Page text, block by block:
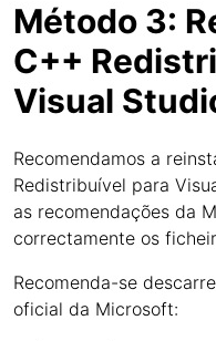
Método 3:
C++
Visual
Recomendamos a
Redistribuível para
as recomendações da
correctamente os
Recomenda-se
oficial da Microsoft: